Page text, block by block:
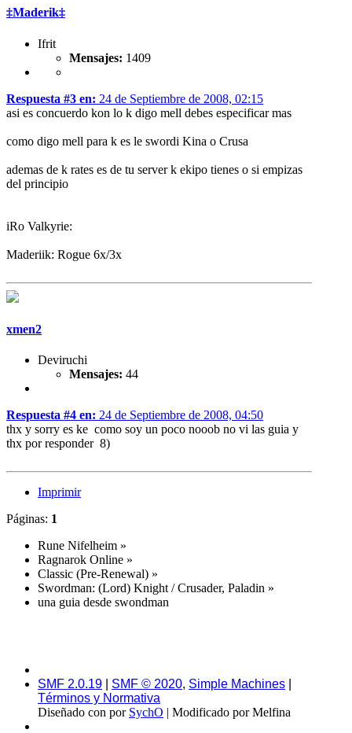
‡Maderik‡
Ifrit
Mensajes: 1409
Respuesta #3 en: 24 de Septiembre de 2008, 02:15
asi es concuerdo kon lo k digo mell debes especificar mas
como digo mell para k es le swordi Kina o Crusa
ademas de k rates es de tu server k ekipo tienes o si empizas
del principio
iRo Valkyrie:
Maderiik: Rogue 6x/3x
xmen2
Deviruchi
Mensajes: 44
Respuesta #4 en: 24 de Septiembre de 2008, 04:50
thx y sorry es ke como soy un poco nooob no vi las guia y
thx por responder 8)
Imprimir
Páginas: 1
Rune Nifelheim »
Ragnarok Online »
Classic (Pre-Renewal) »
Swordman: (Lord) Knight / Crusader, Paladin »
una guia desde swondman
SMF 2.0.19 SMF © 2020, Simple Machines
Términos y Normativa
Diseñado con por SychO | Modificado por Melfina